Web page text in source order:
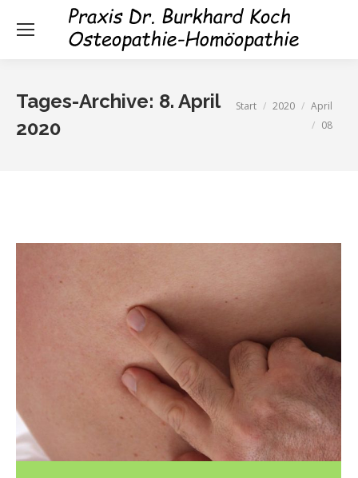
Tages-Archive: 8. April
2020
Sie befinden sich hier:
Start 2020
April
08